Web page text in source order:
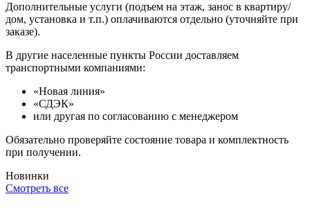
Дополнительные услуги (подъем на этаж, занос в квартиру/
дом, установка и т.п.) оплачиваются отдельно (уточняйте при
заказе).
В другие населенные пункты России доставляем
транспортными компаниями:
«Новая линия»
«СДЭК»
или другая по согласованию с менеджером
Обязательно проверяйте состояние товара и комплектность
при получении.
Новинки
Смотреть все